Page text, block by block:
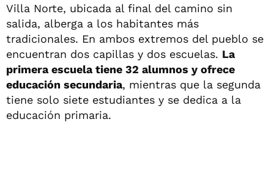
Villa Norte, ubicada al final del camino sin
salida, alberga a los habitantes más
tradicionales. En ambos extremos del pueblo se
encuentran dos capillas y dos escuelas. La
primera escuela tiene 32 alumnos y ofrece
educación secundaria, mientras que la segunda
tiene solo siete estudiantes y se dedica a la
educación primaria.